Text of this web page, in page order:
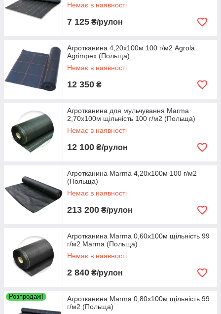
Немає в наявності
7 125 ₴/рулон
Агротканина 4,20х100м 100 г/м2 Agrola
Agrimpex (Польща)
Немає в наявності
12 350 ₴
Агротканина для мульчування Marma
2,70х100м щільність 100 г/м2 (Польща)
Немає в наявності
12 100 ₴/рулон
Агротканина Marma 4,20х100м 100 г/м2
(Польща)
Немає в наявності
213 200 ₴/рулон
Агротканина Marma 0,60х100м щільність 99
г/м2 Marma (Польща)
Немає в наявності
2 840 ₴/рулон
Розпродаж!
Агротканина Marma 0,80х100м щільність 99
г/м2 (Польща)